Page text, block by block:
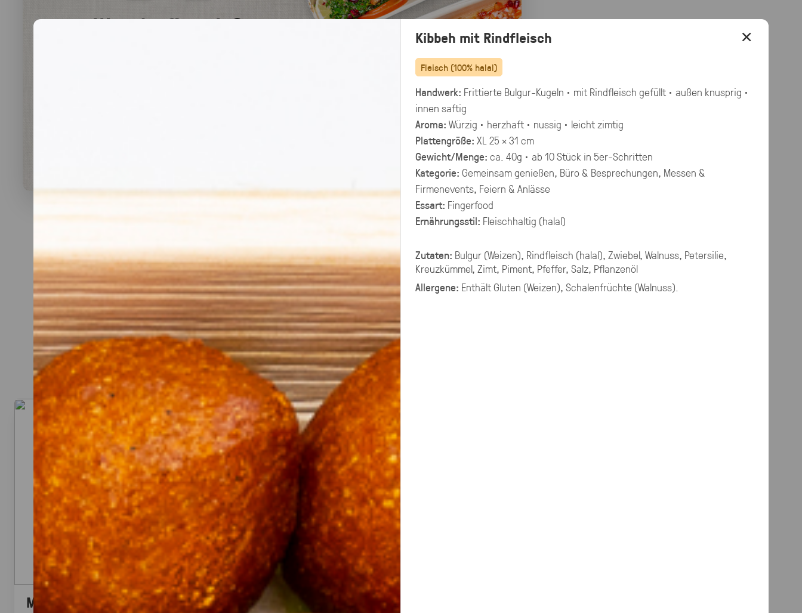
×
Kibbeh mit Rindfleisch
Fleisch (100% halal)
Handwerk: Frittierte Bulgur-Kugeln · mit Rindfleisch gefüllt · außen knusprig ·
innen saftig
Aroma: Würzig · herzhaft · nussig · leicht zimtig
Plattengröße: XL 25 × 31 cm
Gewicht/Menge: ca. 40g · ab 10 Stück in 5er-Schritten
Kategorie: Gemeinsam genießen, Büro & Besprechungen, Messen &
Firmenevents, Feiern & Anlässe
Essart: Fingerfood
Ernährungsstil: Fleischhaltig (halal)
Zutaten: Bulgur (Weizen), Rindfleisch (halal), Zwiebel, Walnuss, Petersilie,
Kreuzkümmel, Zimt, Piment, Pfeffer, Salz, Pflanzenöl
Allergene: EnthältGluten (Weizen), Schalenfrüchte (Walnuss).
Was darf’s sein?
hervorheben
Preisangaben in:
CATERING PLATTEN
Hier kannst du dir dein Catering selbst zusammenstellen.
Beispiel: bei 20 Personen reichen ungefähr 10-11 XL-Platten.
Denk an eine gute Mischung aus mehreren Platten Brot,
Aufstriche, Salate, Fingerfood.
Mini Pitabrot Mini Falafel Bites